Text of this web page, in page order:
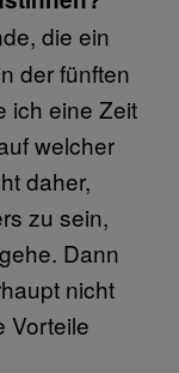
die ein
der fünften
ich eine Zeit
welcher
daher,
zu sein,
Dann
nicht
Vorteile